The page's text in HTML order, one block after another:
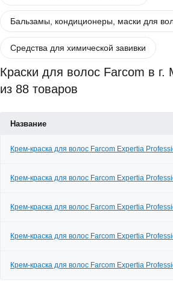
Бальзамы, кондиционеры, маски для
Средства для химической завивки
Краски для волос Farcom в г.
из 88 товаров
Название
Крем-краска для волос Farcom Expertia
Крем-краска для волос Farcom Expertia
Крем-краска для волос Farcom Expertia
Крем-краска для волос Farcom Expertia
Крем-краска для волос Farcom Expertia